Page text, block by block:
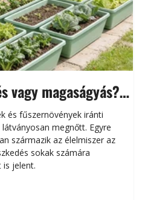
vagy magaságyás?
és fűszernövények iránti
megnőtt. Egyre
származik az élelmiszer az
sokak számára
is jelent.